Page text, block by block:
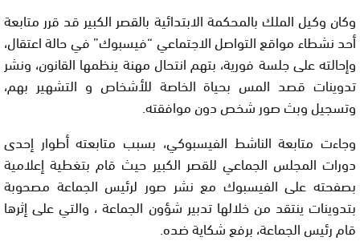
وكان وكيل الملك بالمحكمة الابتدائية بالقصر الكبير قد قرر متابعة
أحد نشطاء مواقع التواصل الاجتماعي “فيسبوك” في حالة اعتقال،
وإحالته على جلسة فورية، بتهم انتحال مهنة ينظمها القانون، ونشر
تدوينات قصد المس بحياة الخاصة للأشخاص و التشهير بهم،
وتسجيل وبث صور شخص دون موافقته.
وجاءت متابعة الناشط الفيسبوكي، بسبب متابعته أطوار إحدى
دورات المجلس الجماعي للقصر الكبير حيث قام بتغطية إعلامية
بصفحته على الفيسبوك مع نشر صور لرئيس الجماعة مصحوبة
بتدوينات ينتقد من خلالها تدبير شؤون الجماعة ، والتي على إثرها
قام رئيس الجماعة، برفع شكاية ضده.